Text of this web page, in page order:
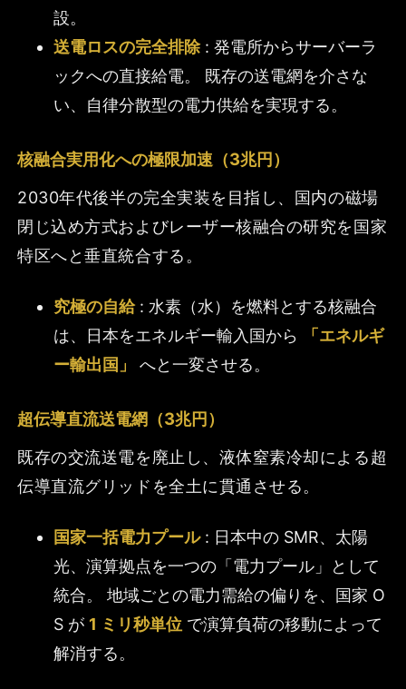
設。
送電ロスの完全排除: 発電所からサーバーラ
ックへの直接給電。 既存の送電網を介さな
い、自律分散型の電力供給を実現する。
核融合実用化への極限加速（3兆円）
2030年代後半の完全実装を目指し、国内の磁場
閉じ込め方式およびレーザー核融合の研究を国家
特区へと垂直統合する。
究極の自給: 水素（水）を燃料とする核融合
は、日本をエネルギー輸入国から
「エネルギ
ー輸出国」
へと一変させる。
超伝導直流送電網（3兆円）
既存の交流送電を廃止し、液体窒素冷却による超
伝導直流グリッドを全土に貫通させる。
国家一括電力プール: 日本中の SMR、太陽
光、演算拠点を一つの「電力プール」として
統合。 地域ごとの電力需給の偏りを、国家 O
S が 1 ミリ秒単位 で演算負荷の移動によって
解消する。